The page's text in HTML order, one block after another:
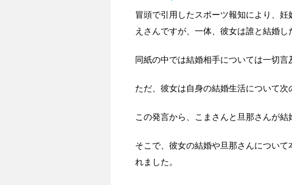
冒頭で引用したスポーツ報知により、
えさんですが、一体、彼女は誰と結婚し
同紙の中では結婚相手については一切言
ただ、彼女は自身の結婚生活について次
この発言から、こまさんと旦那さんが結
そこで、彼女の結婚や旦那さんについ
れました。